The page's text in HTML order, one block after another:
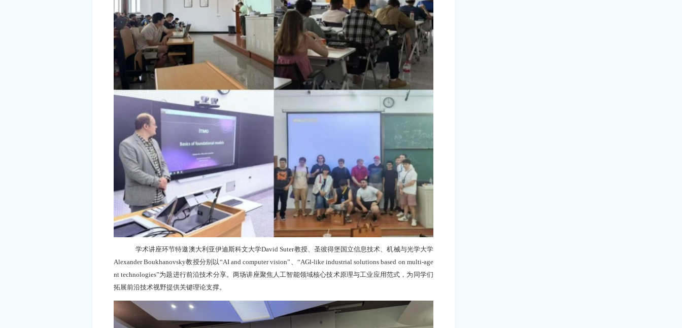
学术讲座环节特邀澳大利亚伊迪斯科文大学David Suter教授、圣彼得堡国立信息技术、机械与光学大学
Alexander Boukhanovsky教授分别以“AI and computer vision”、“AGl-like industrial solutions based on multi-age
nt technologies”为题进行前沿技术分享。两场讲座聚焦人工智能领域核心技术原理与工业应用范式，为同学们
拓展前沿技术视野提供关键理论支撑。